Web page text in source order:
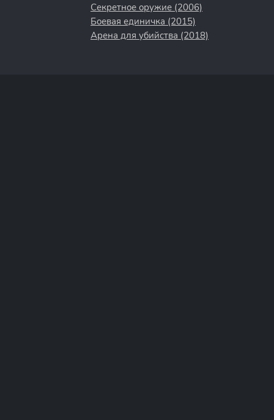
Секретное оружие (2006)
Боевая единичка (2015)
Арена для убийства (2018)